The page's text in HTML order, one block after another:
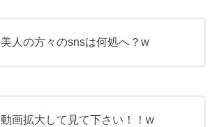
美人の方々のsnsは何処へ？w
動画拡大して見て下さい！！w